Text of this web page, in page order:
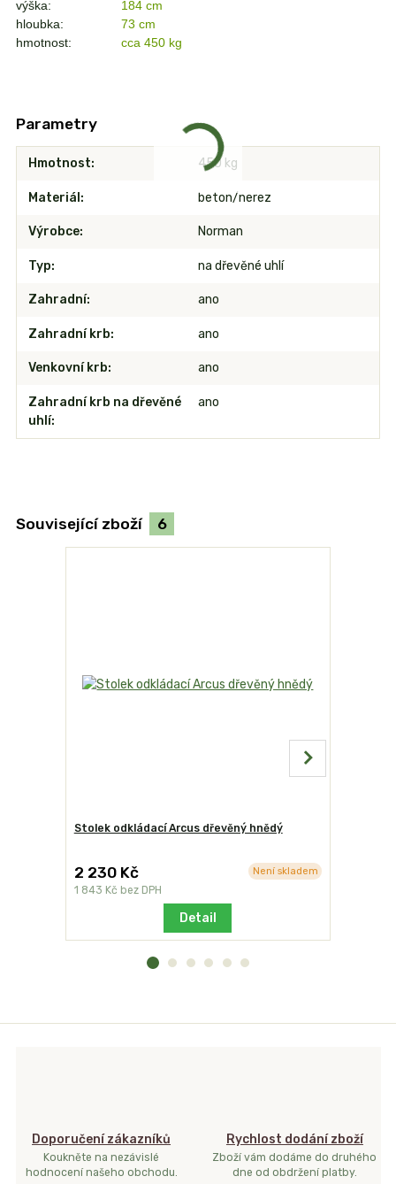
výška:
184 cm
hloubka:
73 cm
hmotnost:
cca 450 kg
Parametry
Hmotnost 450 kg
Materiál beton/nerez
Výrobce Norman
Typ na dřevěné uhlí
Zahradní ano
Zahradní krb ano
Venkovní krb ano
Zahradní krb na dřevěné
uhlí
ano
Související zboží 6
Stolek odkládací Arcus dřevěný hnědý
2 230 Kč
1 843 Kč bez DPH
Není skladem
Detail
Doporučení zákazníků
Koukněte na nezávislé
hodnocení našeho obchodu.
Rychlost dodání zboží
Zboží vám dodáme do druhého
dne od obdržení platby.